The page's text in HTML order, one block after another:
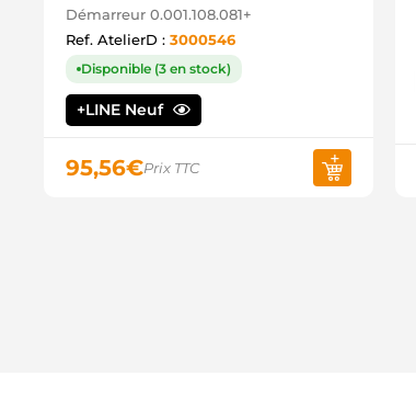
Démarreur 0.001.108.081+
Ref. AtelierD : 3000546
Disponible (3 en stock)
+LINE Neuf
95,56€Prix TTC